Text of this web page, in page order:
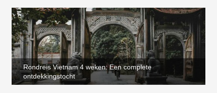
Rondreis Vietnam 4 weken: Een complete
ontdekkingstocht